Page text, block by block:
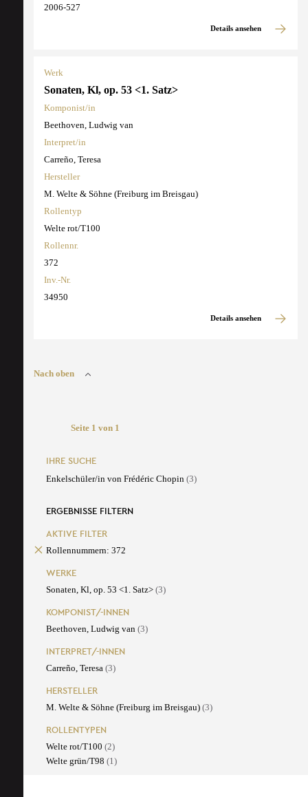
2006-527
Details ansehen
Werk
Sonaten, Kl, op. 53 <1. Satz>
Komponist/in
Beethoven, Ludwig van
Interpret/in
Carreño, Teresa
Hersteller
M. Welte & Söhne (Freiburg im Breisgau)
Rollentyp
Welte rot/T100
Rollennr.
372
Inv.-Nr.
34950
Details ansehen
Nach oben
Seite 1 von 1
IHRE SUCHE
Enkelschüler/in von Frédéric Chopin (3)
ERGEBNISSE FILTERN
AKTIVE FILTER
Rollennummern: 372
WERKE
Sonaten, Kl, op. 53 <1. Satz> (3)
KOMPONIST/-INNEN
Beethoven, Ludwig van (3)
INTERPRET/-INNEN
Carreño, Teresa (3)
HERSTELLER
M. Welte & Söhne (Freiburg im Breisgau) (3)
ROLLENTYPEN
Welte rot/T100 (2)
Welte grün/T98 (1)